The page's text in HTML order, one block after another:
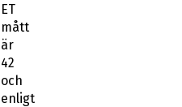
ET
mått
är
42
och
enligt